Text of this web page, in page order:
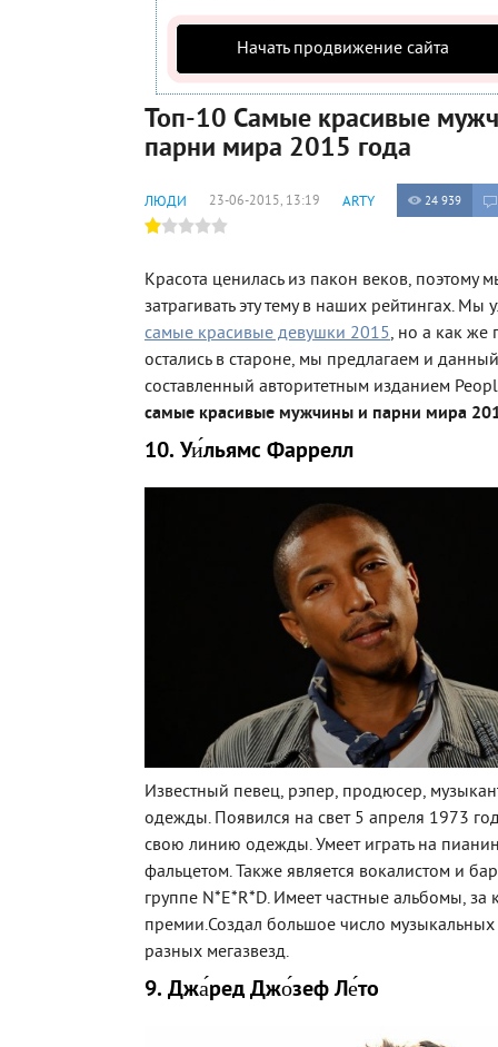
Начать продвижение сайта
Топ-10 Самые красивые
парни мира 2015 года
ЛЮДИ 23-06-2015, 13:19 ARTY 24 939
Красота ценилась из пакон веков, поэтому
затрагивать эту тему в наших рейтингах. Мы
самые красивые девушки 2015, но а как же
остались в староне, мы предлагаем и
составленный авторитетным изданием
самые красивые мужчины и парни мира
10. Уи́льямс Фаррелл
Известный певец, рэпер, продюсер,
одежды. Появился на свет 5 апреля 1973
свою линию одежды. Умеет играть на
фальцетом. Также является вокалистом и
группе N*E*R*D. Имеет частные альбомы, за
премии.Создал большое число
разных мегазвезд.
9. Джа́ред Джо́зеф Ле́то